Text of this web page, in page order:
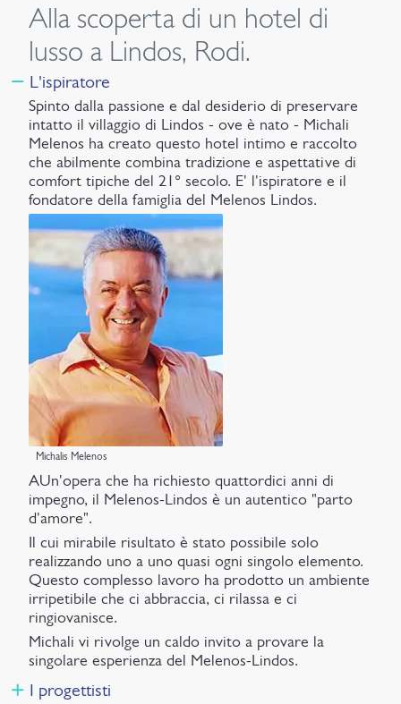
Alla scoperta di un hotel di
lusso a Lindos, Rodi.
L'ispiratore
Spinto dalla passione e dal desiderio di preservare
intatto il villaggio di Lindos - ove è nato - Michali
Melenos ha creato questo hotel intimo e raccolto
che abilmente combina tradizione e aspettative di
comfort tipiche del 21° secolo. E' l'ispiratore e il
fondatore della famiglia del Melenos Lindos.
Michalis Melenos
AUn'opera che ha richiesto quattordici anni di
impegno, il Melenos-Lindos è un autentico "parto
d'amore".
Il cui mirabile risultato è stato possibile solo
realizzando uno a uno quasi ogni singolo elemento.
Questo complesso lavoro ha prodotto un ambiente
irripetibile che ci abbraccia, ci rilassa e ci
ringiovanisce.
Michali vi rivolge un caldo invito a provare la
singolare esperienza del Melenos-Lindos.
I progettisti